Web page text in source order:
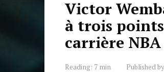
Victor
à trois
carrière NBA
Reading: 7 min Published